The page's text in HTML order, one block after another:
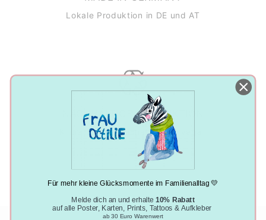
Lokale Produktion in DE und AT
NACHHALTIGE PRODUKTION
Klimaneutral, plastikfrei und vegan
Für mehr kleine Glücksmomente im Familienalltag 💛
Melde dich an und erhalte10% Rabatt
auf alle Poster, Karten, Prints, Tattoos & Aufkleber
ab 30 Euro Warenwert